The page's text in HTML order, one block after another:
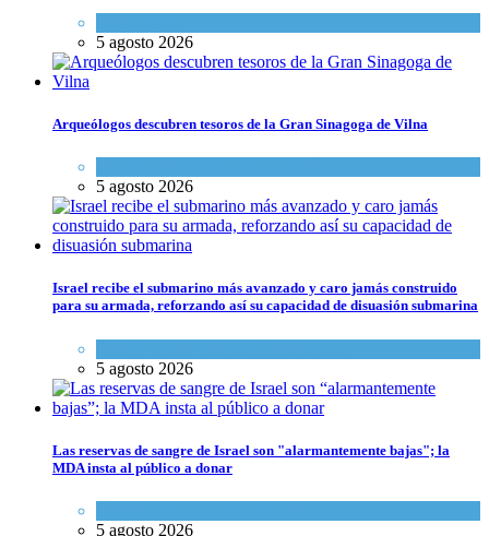
5 agosto 2026
Arqueólogos descubren tesoros de la Gran Sinagoga de Vilna
5 agosto 2026
Israel recibe el submarino más avanzado y caro jamás construido
para su armada, reforzando así su capacidad de disuasión submarina
5 agosto 2026
Las reservas de sangre de Israel son "alarmantemente bajas"; la
MDA insta al público a donar
5 agosto 2026